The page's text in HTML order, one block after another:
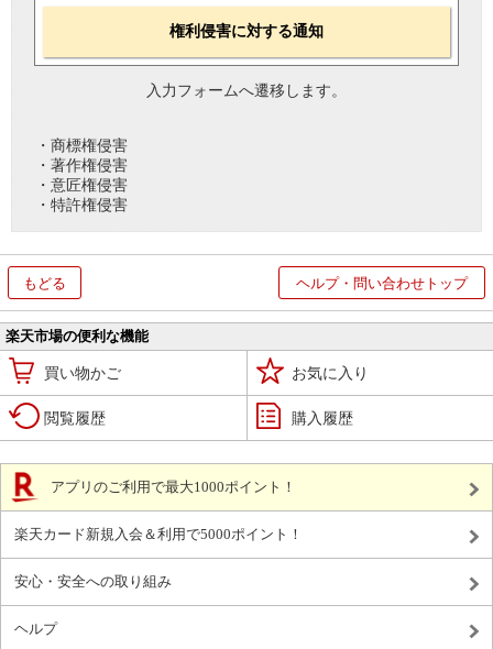
権利侵害に対する通知
入力フォームへ遷移します。
・商標権侵害
・著作権侵害
・意匠権侵害
・特許権侵害
もどる ヘルプ・問い合わせトップ
楽天市場の便利な機能
買い物かご お気に入り
閲覧履歴 購入履歴
アプリのご利用で最大1000ポイント！
楽天カード新規入会＆利用で5000ポイント！
安心・安全への取り組み
ヘルプ